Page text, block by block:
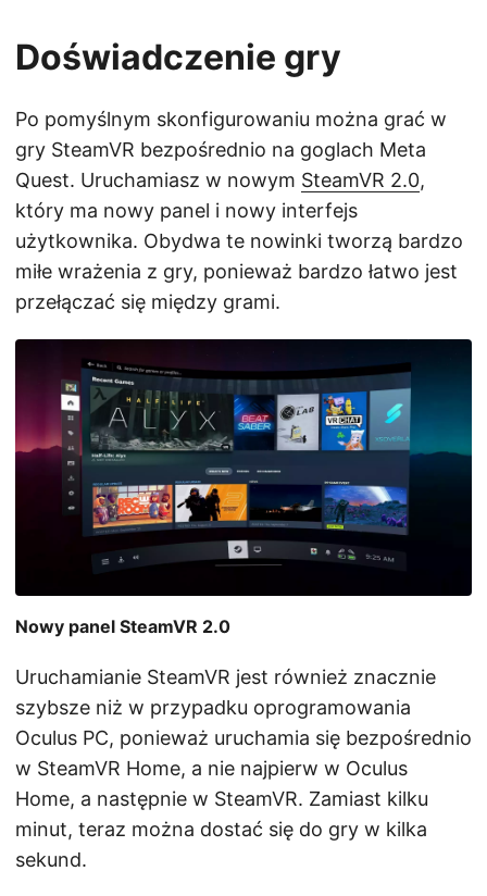
Doświadczenie gry
Po pomyślnym skonfigurowaniu można grać w
gry SteamVR bezpośrednio na goglach Meta
Quest. Uruchamiasz w nowym SteamVR 2.0,
który ma nowy panel i nowy interfejs
użytkownika. Obydwa te nowinki tworzą bardzo
miłe wrażenia z gry, ponieważ bardzo łatwo jest
przełączać się między grami.
Nowy panel SteamVR 2.0
Uruchamianie SteamVR jest również znacznie
szybsze niż w przypadku oprogramowania
Oculus PC, ponieważ uruchamia się bezpośrednio
w SteamVR Home, a nie najpierw w Oculus
Home, a następnie w SteamVR. Zamiast kilku
minut, teraz można dostać się do gry w kilka
sekund.